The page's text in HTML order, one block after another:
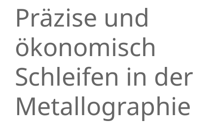
Präzise und
ökonomisch
Schleifen in der
Metallographie